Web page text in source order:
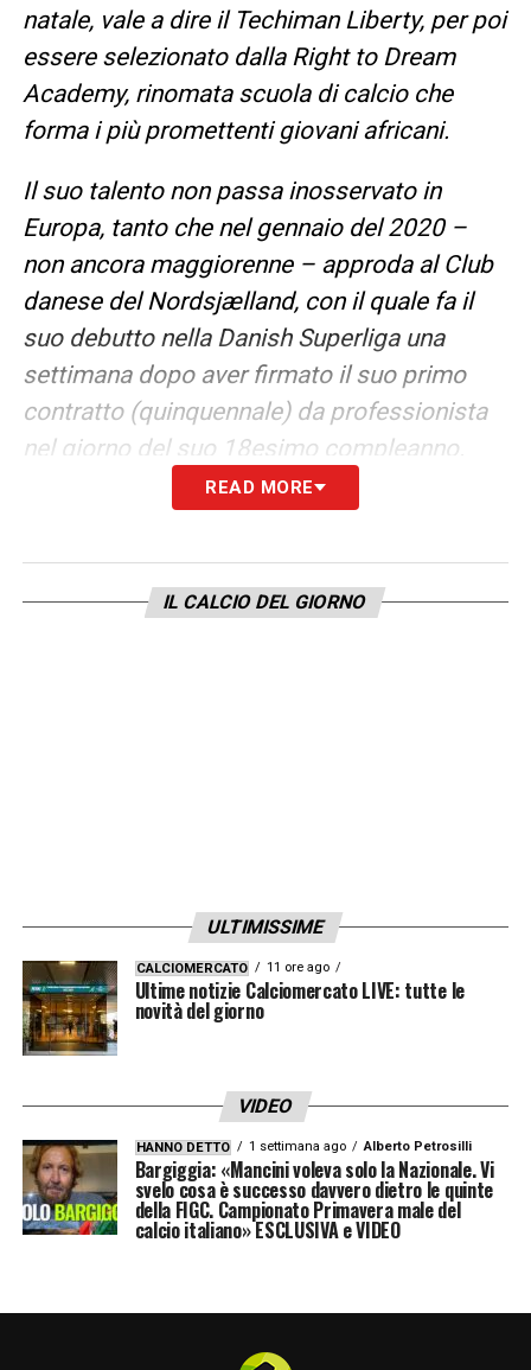
natale, vale a dire il Techiman Liberty, per poi
essere selezionato dalla Right to Dream
Academy, rinomata scuola di calcio che
forma i più promettenti giovani africani.
Il suo talento non passa inosservato in
Europa, tanto che nel gennaio del 2020 –
non ancora maggiorenne – approda al Club
danese del Nordsjælland, con il quale fa il
suo debutto nella Danish Superliga una
settimana dopo aver firmato il suo primo
contratto (quinquennale) da professionista
nel giorno del suo 18esimo compleanno.
In una stagione e mezza con il Nordsjælland
uno score personale di 14 reti e 5 assist-gol.
L’1 febbraio 2023 approda in Premier
League, acquistato dal Southampton, al
quale si lega con un contratto di quattro anni
e mezzo, segnando il suo primo gol inglese
in campionato nel pareggio per 4-4 contro il
Liverpool.
Con il Southampton, in forza al quale vince i
READ MORE
IL CALCIO DEL GIORNO
ULTIMISSIME
CALCIOMERCATO 11 ore ago
Ultime notizie Calciomercato LIVE: tutte le
novità del giorno
VIDEO
HANNO DETTO 1 settimana ago Alberto Petrosilli
Bargiggia: «Mancini voleva solo la Nazionale. Vi
svelo cosa è successo davvero dietro le quinte
della FIGC. Campionato Primavera male del
calcio italiano» ESCLUSIVA e VIDEO